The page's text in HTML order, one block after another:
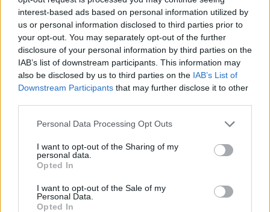
interest-based ads based on personal information utilized by
us or personal information disclosed to third parties prior to
your opt-out. You may separately opt-out of the further
disclosure of your personal information by third parties on the
IAB’s list of downstream participants. This information may
also be disclosed by us to third parties on the IAB’s List of
Downstream Participants that may further disclose it to other
Personal Data Processing Opt Outs
I want to opt-out of the Sharing of my
personal data.
Opted In
I want to opt-out of the Sale of my
Personal Data.
Opted In
pride
Pankotai Lili